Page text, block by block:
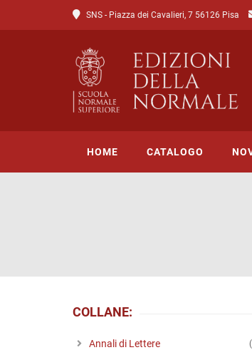
SNS - Piazza dei Cavalieri, 7 56126 Pisa
HOME CATALOGO
Catalogo di Scienze
COLLANE:
Annali di Lettere